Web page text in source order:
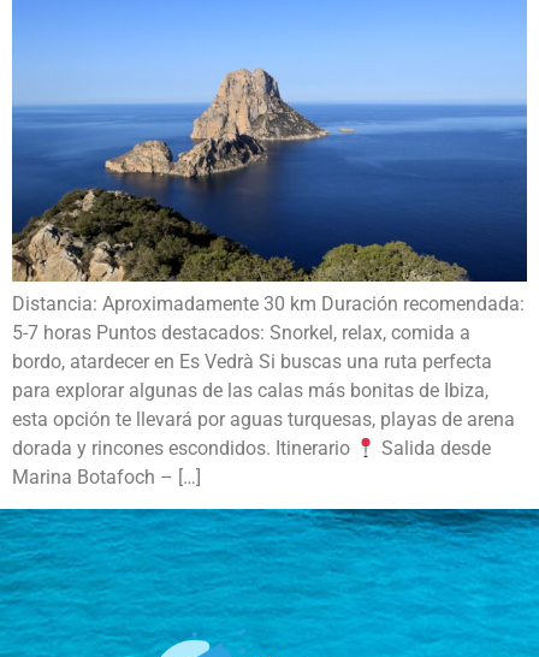
Distancia: Aproximadamente 30 km Duración recomendada:
5-7 horas Puntos destacados: Snorkel, relax, comida a
bordo, atardecer en Es Vedrà Si buscas una ruta perfecta
para explorar algunas de las calas más bonitas de Ibiza,
esta opción te llevará por aguas turquesas, playas de arena
dorada y rincones escondidos. Itinerario
Salida desde
Marina Botafoch – […]